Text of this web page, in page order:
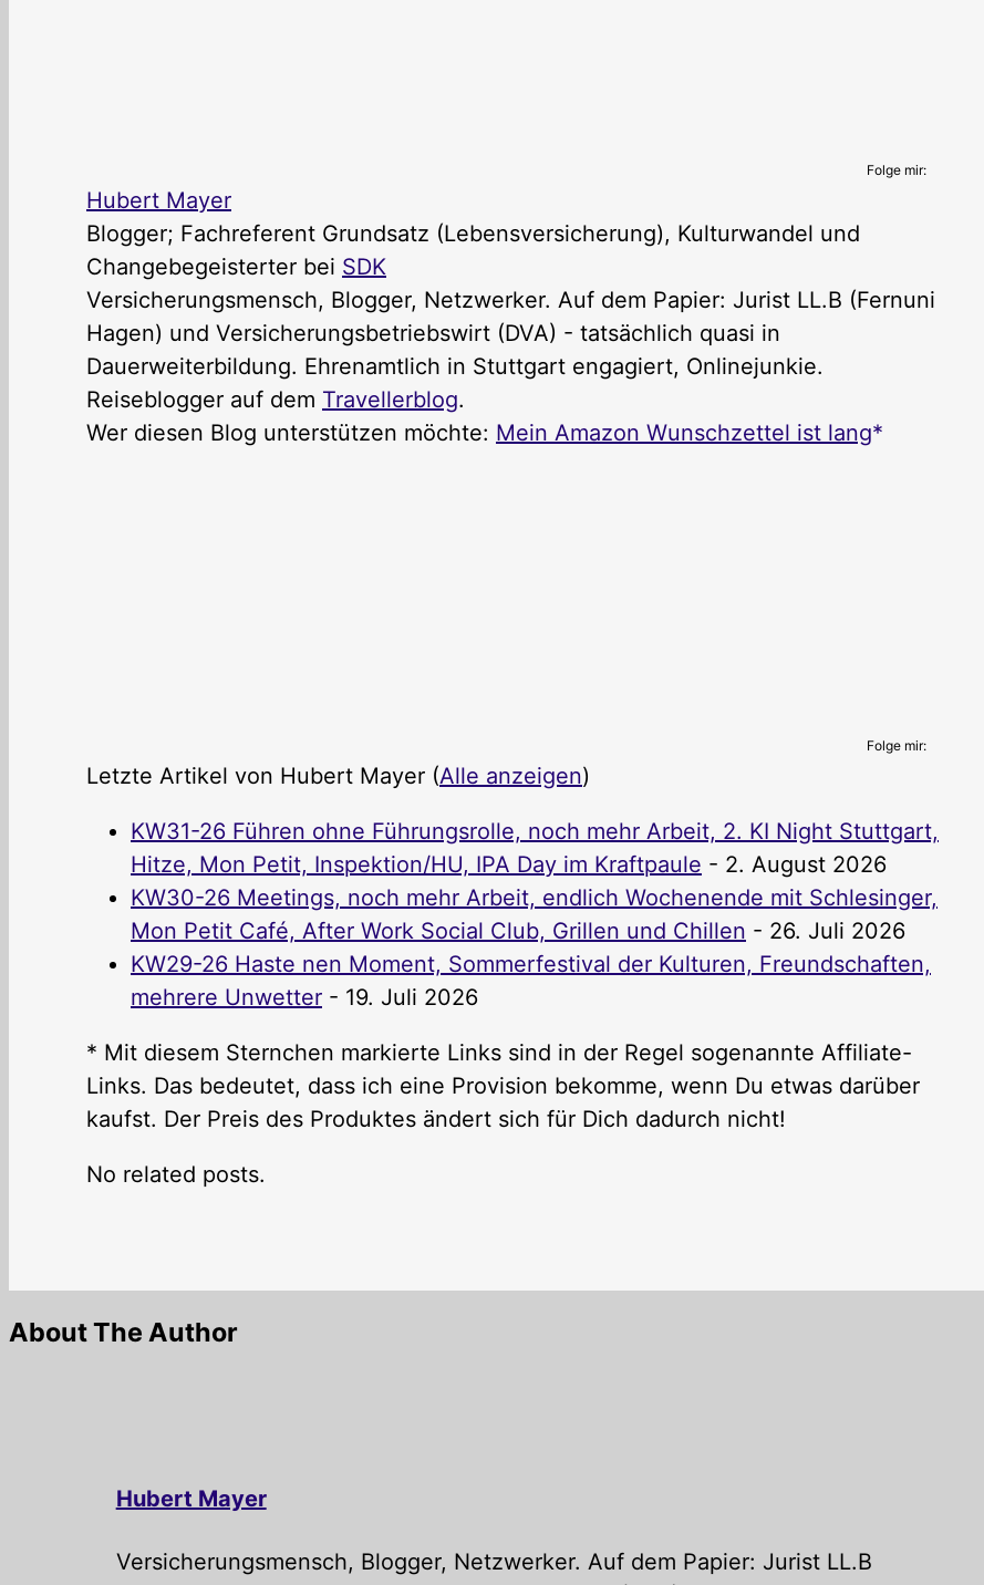
Folge mir:
Hubert Mayer
Blogger; Fachreferent Grundsatz (Lebensversicherung), Kulturwandel und
Changebegeisterter bei SDK
Versicherungsmensch, Blogger, Netzwerker. Auf dem Papier: Jurist LL.B (Fernuni
Hagen) und Versicherungsbetriebswirt (DVA) - tatsächlich quasi in
Dauerweiterbildung. Ehrenamtlich in Stuttgart engagiert, Onlinejunkie.
Reiseblogger auf dem Travellerblog.
Wer diesen Blog unterstützen möchte: Mein Amazon Wunschzettel ist lang
Folge mir:
Letzte Artikel von Hubert Mayer (Alle anzeigen)
KW31-26 Führen ohne Führungsrolle, noch mehr Arbeit, 2. KI Night Stuttgart,
Hitze, Mon Petit, Inspektion/HU, IPA Day im Kraftpaule - 2. August 2026
KW30-26 Meetings, noch mehr Arbeit, endlich Wochenende mit Schlesinger,
Mon Petit Café, After Work Social Club, Grillen und Chillen - 26. Juli 2026
KW29-26 Haste nen Moment, Sommerfestival der Kulturen, Freundschaften,
mehrere Unwetter - 19. Juli 2026
* Mit diesem Sternchen markierte Links sind in der Regel sogenannte Affiliate-
Links. Das bedeutet, dass ich eine Provision bekomme, wenn Du etwas darüber
kaufst. Der Preis des Produktes ändert sich für Dich dadurch nicht!
No related posts.
About The Author
Hubert Mayer
Versicherungsmensch, Blogger, Netzwerker. Auf dem Papier: Jurist LL.B